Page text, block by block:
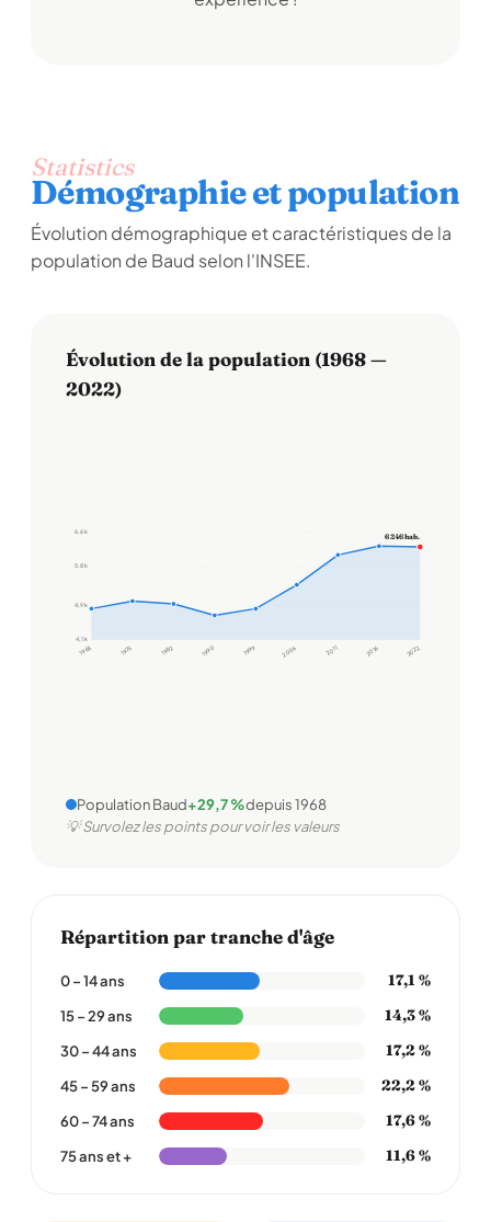
Statistics
Démographie et population
Évolution démographique et caractéristiques de la
population de Baud selon l'INSEE.
Évolution de la population (1968 —
2022)
4,1 k
4,9 k
5,8 k
6,6 k
1968 1975 1982 1990 1999 2006 2011 2016 2022
6 246 hab.
Population Baud+29,7 %depuis 1968
💡 Survolez les points pour voir les valeurs
Répartition par tranche d'âge
0 – 14 ans 17,1 %
15 – 29 ans 14,3 %
30 – 44 ans 17,2 %
45 – 59 ans 22,2 %
60 – 74 ans 17,6 %
75 ans et + 11,6 %